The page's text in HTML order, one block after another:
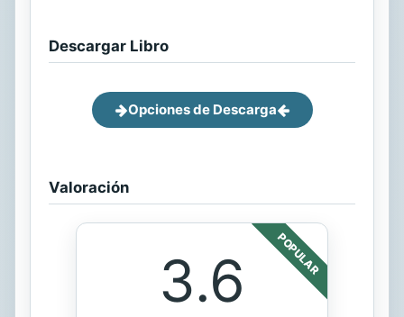
Descargar Libro
Opciones de Descarga
Valoración
POPULAR
3.6